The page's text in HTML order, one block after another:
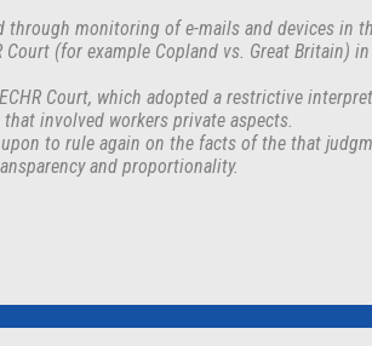
through monitoring of e-mails and devices
(for example Copland vs. Great
Court, which adopted a restrictive
involved workers private aspects.
upon to rule again on the facts of the that
and proportionality.